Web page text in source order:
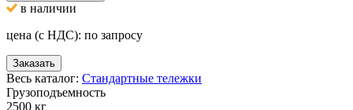
в наличии
цена (с НДС): по запросу
Заказать
Весь каталог: Стандартные тележки
Грузоподъемность
2500 кг